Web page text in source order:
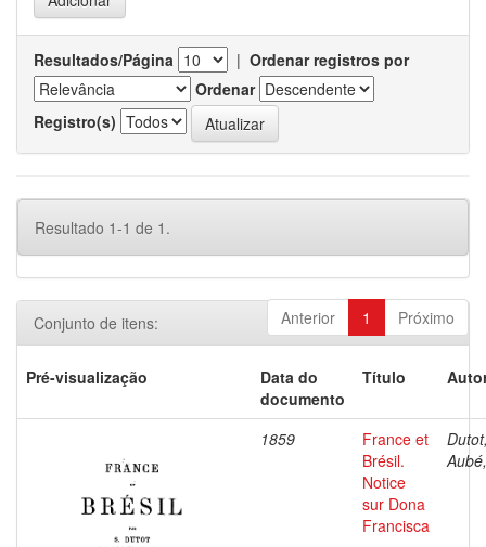
Resultados/Página | Ordenar registros por
Ordenar
Registro(s)
Resultado 1-1 de 1.
Anterior 1 Próximo
Conjunto de itens:
Pré-visualização
Data do
documento
Título
1859
France et
Brésil.
Notice
sur Dona
Francisca